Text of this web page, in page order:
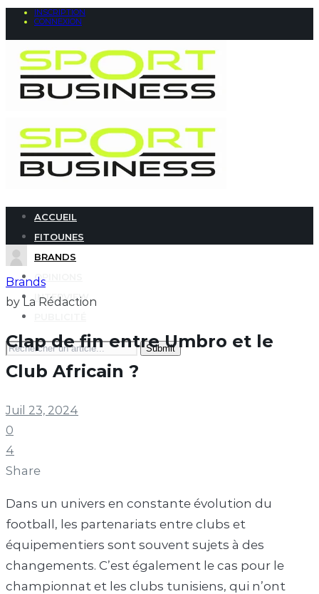
INSCRIPTION
CONNEXION
ACCUEIL
FITOUNES
BRANDS
OPINIONS
INTERVIEW
Search
for:
Brands
by La Rédaction
Clap de fin entre Umbro et le
Club Africain ?
Juil 23, 2024
0
4
Share
Dans un univers en constante évolution du
football, les partenariats entre clubs et
équipementiers sont souvent sujets à des
changements. C’est également le cas pour le
championnat et les clubs tunisiens, qui n’ont